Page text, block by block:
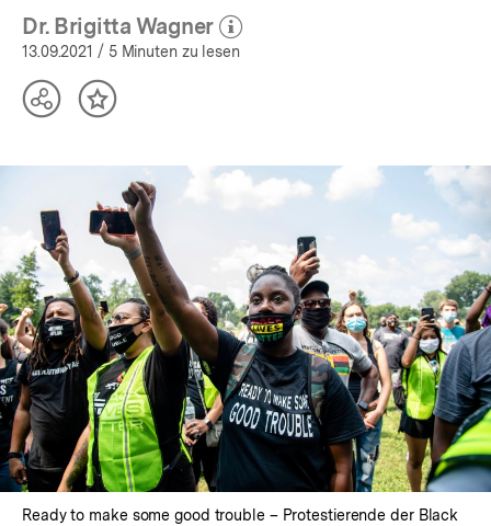
Dr. Brigitta Wagner
(Mehr zum Autor)
öffnen
13.09.2021 / 5 Minuten zu lesen
TeilenInhalt
Ready to make some good trouble – Protestierende der Black